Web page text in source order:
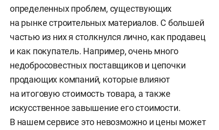
определенных проблем, существующих
на рынке строительных материалов. С большей
частью из них я столкнулся лично, как продавец
и как покупатель. Например, очень много
недобросовестных поставщиков и цепочки
продающих компаний, которые влияют
на итоговую стоимость товара, а также
искусственное завышение его стоимости.
В нашем сервисе это невозможно и цены может